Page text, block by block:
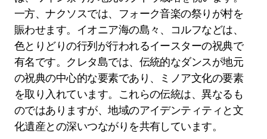
一方、ナクソスでは、フォーク音楽の祭りが村を
賑わせます。イオニア海の島々、コルフなどは、
色とりどりの行列が行われるイースターの祝典で
有名です。クレタ島では、伝統的なダンスが地元
の祝典の中心的な要素であり、ミノア文化の要素
を取り入れています。これらの伝統は、異なるも
のではありますが、地域のアイデンティティと文
化遺産との深いつながりを共有しています。